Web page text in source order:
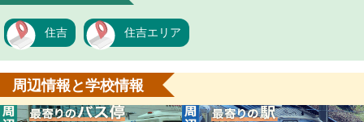
住吉 住吉エリア
周辺情報と学校情報